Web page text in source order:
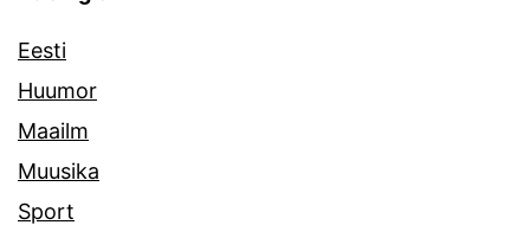
Eesti
Huumor
Maailm
Muusika
Sport